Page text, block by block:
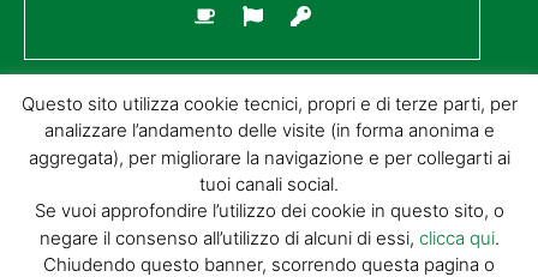
© GIORGIO TESI EDITRICE S.R.L. | P.IVA
Questo sito utilizza cookie tecnici, propri e di terze parti, per
analizzare l’andamento delle visite (in forma anonima e
aggregata), per migliorare la navigazione e per collegarti ai
tuoi canali social.
Se vuoi approfondire l’utilizzo dei cookie in questo sito, o
negare il consenso all’utilizzo di alcuni di essi, clicca qui.
Chiudendo questo banner, scorrendo questa pagina o